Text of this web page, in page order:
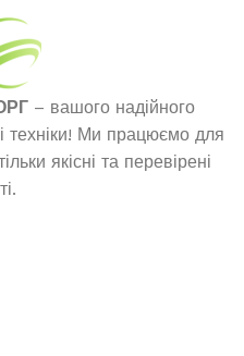
– вашого надійного
і техніки! Ми працюємо для
якісні та перевірені